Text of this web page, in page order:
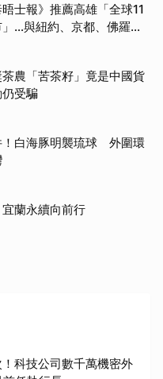
士報》推薦高雄「全球11
…與紐約、京都、佛羅倫
曝光
農「苦茶籽」竟是中國貨
受騙
！白海豚明襲琉球 外圍環
蘭永續向前行
科技公司數千萬機密外